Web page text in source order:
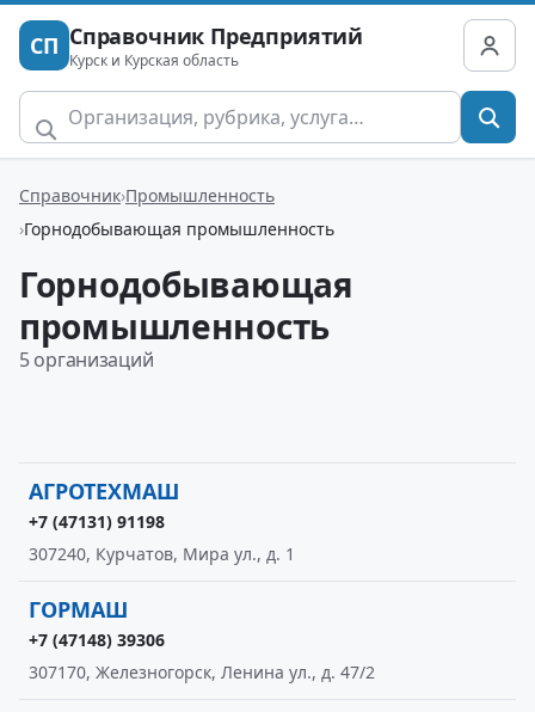
СП Справочник Предприятий
Курск и Курская область
Справочник Промышленность
Горнодобывающая промышленность
Горнодобывающая
промышленность
5 организаций
АГРОТЕХМАШ
+7 (47131) 91198
307240, Курчатов, Мира ул., д. 1
ГОРМАШ
+7 (47148) 39306
307170, Железногорск, Ленина ул., д. 47/2